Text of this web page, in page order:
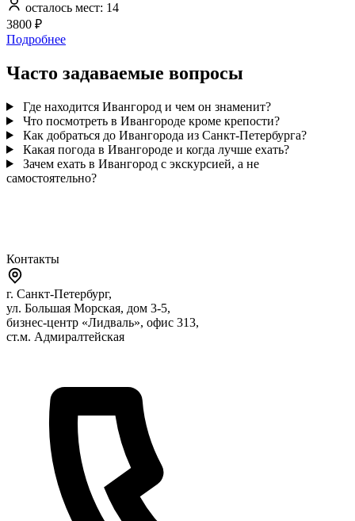
осталось мест: 14
3800 ₽
Подробнее
Часто задаваемые вопросы
Где находится Ивангород и чем он знаменит?
Что посмотреть в Ивангороде кроме крепости?
Как добраться до Ивангорода из Санкт-Петербурга?
Какая погода в Ивангороде и когда лучше ехать?
Зачем ехать в Ивангород с экскурсией, а не
самостоятельно?
Контакты
г. Санкт-Петербург,
ул. Большая Морская, дом 3-5,
бизнес-центр «Лидваль», офис 313,
ст.м. Адмиралтейская